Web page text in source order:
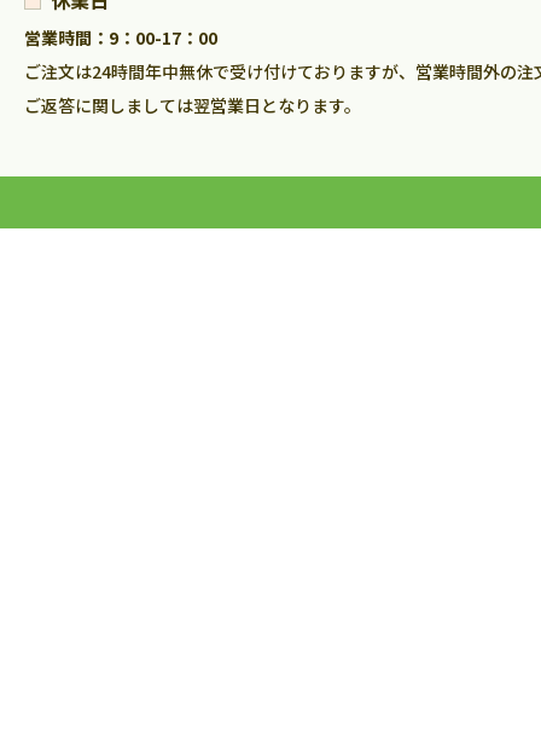
営業時間：9：00-17：00
ご注文は24時間年中無休で受け付けておりますが、営業時間外の
ご返答に関しましては翌営業日となります。